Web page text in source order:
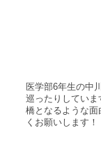
医学部6年生の中
巡ったりしてい
橋となるような
くお願いします！